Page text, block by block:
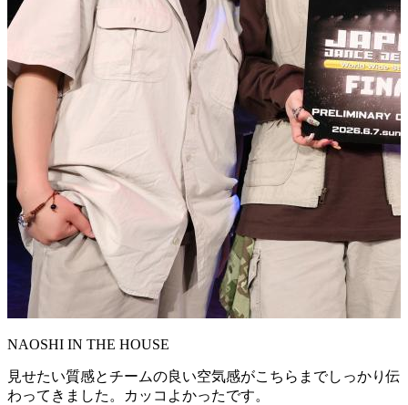
NAOSHI IN THE HOUSE
見せたい質感とチームの良い空気感がこちらまでしっかり伝
わってきました。カッコよかったです。